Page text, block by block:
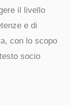
il livello
e di
con lo scopo
socio